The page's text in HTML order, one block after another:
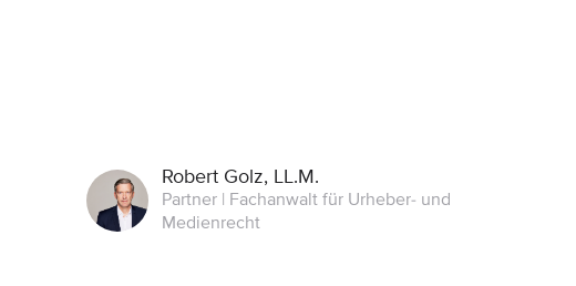
Robert Golz, LL.M.
Partner | Fachanwalt für Urheber- und
Medienrecht